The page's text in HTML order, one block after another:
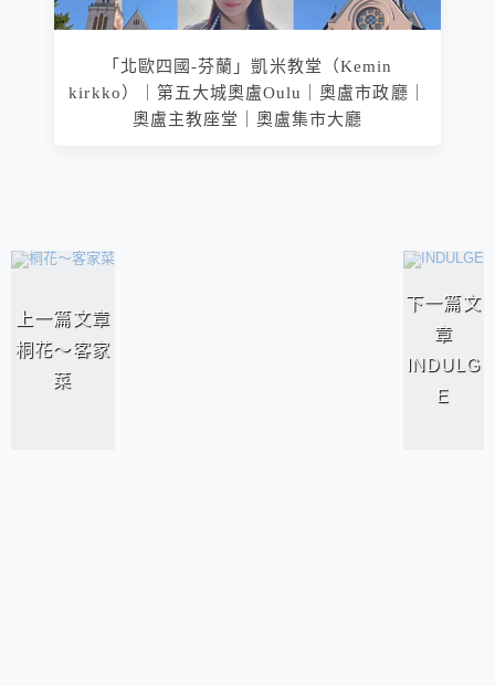
「北歐四國-芬蘭」凱米教堂（Kemin
kirkko）｜第五大城奧盧Oulu｜奧盧市政廳｜
奧盧主教座堂｜奧盧集市大廳
相連文章
上一篇文章
桐花～客家
菜
下一篇文
章
INDULG
E